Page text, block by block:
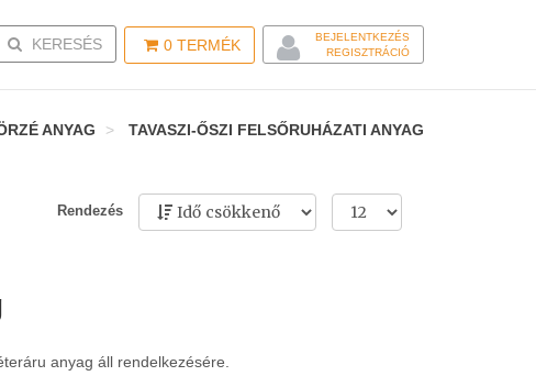
0 TERMÉK
BEJELENTKEZÉS
REGISZTRÁCIÓ
TOGGLE SEARCH
KERESÉS
ANYAG TAVASZI-ŐSZI FELSŐRUHÁZATI ANYAG
Rendezés
anyag áll rendelkezésére.